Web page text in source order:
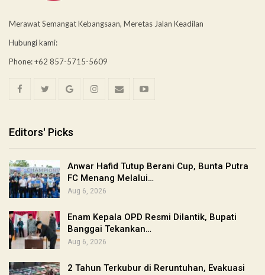
Merawat Semangat Kebangsaan, Meretas Jalan Keadilan
Hubungi kami:
Phone: +62 857-5715-5609
Editors' Picks
Anwar Hafid Tutup Berani Cup, Bunta Putra
FC Menang Melalui…
Aug 6, 2026
Enam Kepala OPD Resmi Dilantik, Bupati
Banggai Tekankan…
Aug 6, 2026
2 Tahun Terkubur di Reruntuhan, Evakuasi